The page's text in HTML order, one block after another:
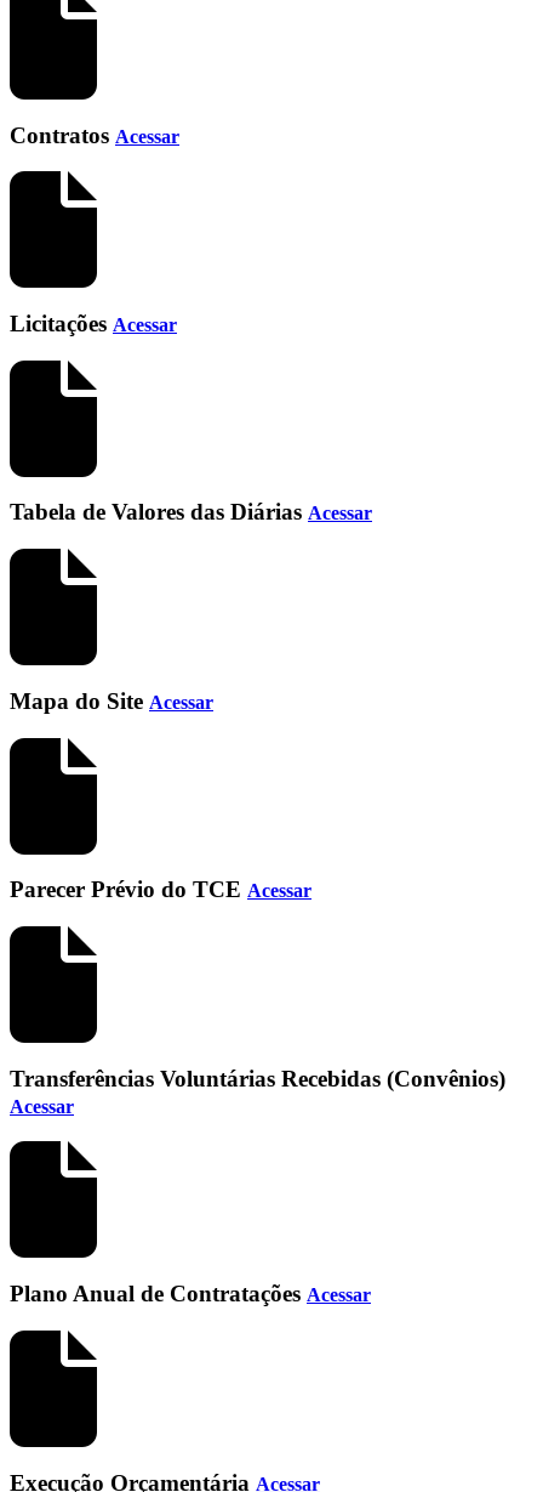
Contratos Acessar
Licitações Acessar
Tabela de Valores das Diárias Acessar
Mapa do Site Acessar
Parecer Prévio do TCE Acessar
Transferências Voluntárias Recebidas (Convênios)
Acessar
Plano Anual de Contratações Acessar
Execução Orçamentária Acessar